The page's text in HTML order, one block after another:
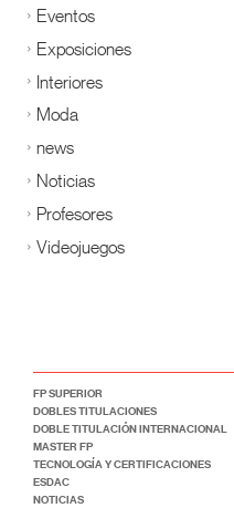
Eventos
Exposiciones
Interiores
Moda
news
Noticias
Profesores
Videojuegos
FP SUPERIOR
DOBLES TITULACIONES
DOBLE TITULACIÓN INTERNACIONAL
MASTER FP
TECNOLOGÍA Y CERTIFICACIONES
ESDAC
NOTICIAS